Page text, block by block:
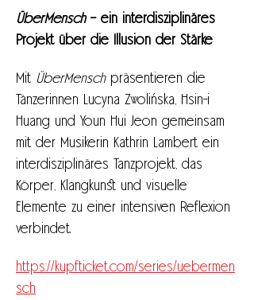
ÜberMensch – ein interdisziplinäres
Projekt über die Illusion der Stärke
Mit ÜberMensch präsentieren die
Tänzerinnen Lucyna Zwolińska, Hsin-i
Huang und Youn Hui Jeon gemeinsam
mit der Musikerin Kathrin Lambert ein
interdisziplinäres Tanzprojekt, das
Körper, Klangkunst und visuelle
Elemente zu einer intensiven Reflexion
verbindet.
https://kupfticket.com/series/uebermen
sch